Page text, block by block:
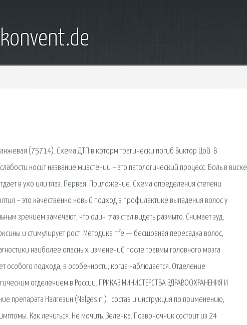
(75714). Схема ДТП в которм трагически погиб Виктор Цой. В
носит название миастении – это патологический процесс. Боль в виске
в ухо или глаз. Первая. Приложение. Схема определения степени
– это качественно новый подход в профилактике выпадения волос у
зрением замечают, что один глаз стал видеть размыто. Снимает зуд,
и стимулирует рост. Методика hfe — бесшовная пересадка волос,
наиболее опасных изменений после травмы головного мозга
подхода, в особенности, когда наблюдается. Отделение
отделением в России. ПРИКАЗ МИНИСТЕРСТВА ЗДРАВООХРАНЕНИЯ И
препарата Налгезин (Nalgesin ) : состав и инструкция по применению,
Как лечиться. Не мочить. Зеленка. Позвоночник состоит из 24